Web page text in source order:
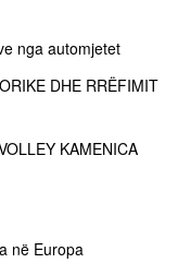
nga automjetet
DHE RRËFIMIT
KAMENICA
në Europa